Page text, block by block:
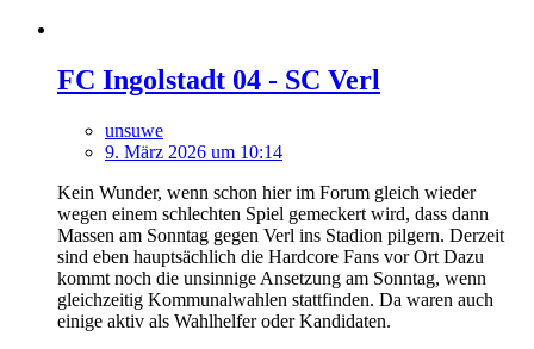
FC Ingolstadt 04 - SC Verl
unsuwe
9. März 2026 um 10:14
Kein Wunder, wenn schon hier im Forum gleich wieder
wegen einem schlechten Spiel gemeckert wird, dass dann
Massen am Sonntag gegen Verl ins Stadion pilgern. Derzeit
sind eben hauptsächlich die Hardcore Fans vor Ort Dazu
kommt noch die unsinnige Ansetzung am Sonntag, wenn
gleichzeitig Kommunalwahlen stattfinden. Da waren auch
einige aktiv als Wahlhelfer oder Kandidaten.